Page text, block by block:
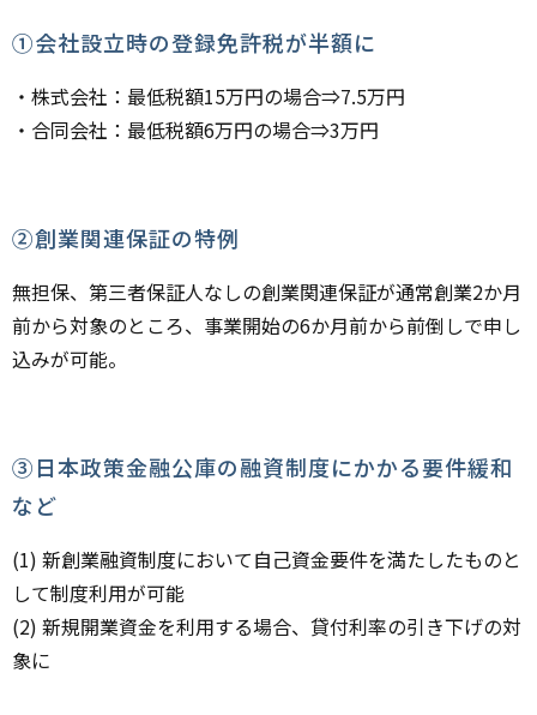
①会社設立時の登録免許税が半額に
・株式会社：最低税額15万円の場合⇒7.5万円
・合同会社：最低税額6万円の場合⇒3万円
②創業関連保証の特例
無担保、第三者保証人なしの創業関連保証が通常創業2か月
前から対象のところ、事業開始の6か月前から前倒しで申し
込みが可能。
③日本政策金融公庫の融資制度にかかる要件緩和
など
(1) 新創業融資制度において自己資金要件を満たしたものと
して制度利用が可能
(2) 新規開業資金を利用する場合、貸付利率の引き下げの対
象に